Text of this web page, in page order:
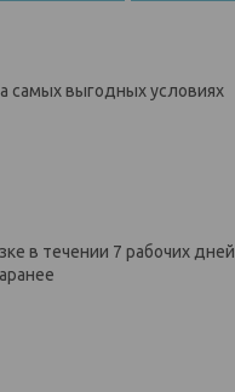
самых выгодных условиях
в течении 7 рабочих дней